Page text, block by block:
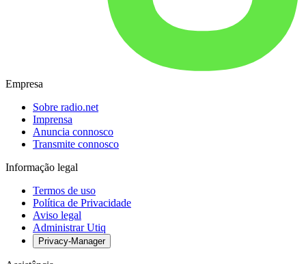
Empresa
Sobre radio.net
Imprensa
Anuncia connosco
Transmite connosco
Informação legal
Termos de uso
Política de Privacidade
Aviso legal
Administrar Utiq
Privacy-Manager